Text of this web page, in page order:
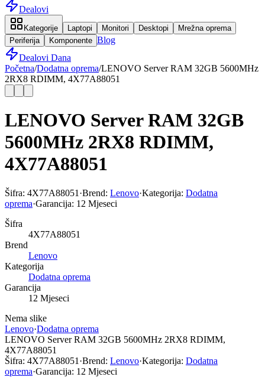
Dealovi
Kategorije Laptopi Monitori Desktopi
Mrežna oprema
Periferija
Komponente Blog
Dealovi Dana
Početna/Dodatna oprema/LENOVO Server RAM 32GB 5600MHz
2RX8 RDIMM, 4X77A88051
LENOVO Server RAM 32GB
5600MHz 2RX8 RDIMM,
4X77A88051
Šifra: 4X77A88051 ·Brend: Lenovo·Kategorija: Dodatna
oprema·Garancija: 12 Mjeseci
Šifra
4X77A88051
Brend
Lenovo
Kategorija
Dodatna oprema
Garancija
12 Mjeseci
Nema slike
Lenovo·Dodatna oprema
LENOVO Server RAM 32GB 5600MHz 2RX8 RDIMM,
4X77A88051
Šifra: 4X77A88051 ·Brend: Lenovo·Kategorija: Dodatna
oprema·Garancija: 12 Mjeseci